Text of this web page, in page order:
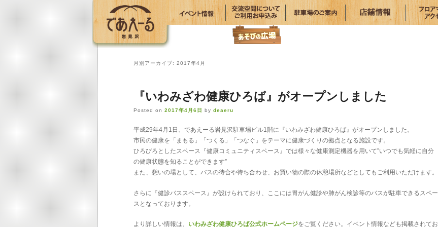
月別アーカイブ: 2017年4月
『いわみざわ健康ひろば』がオープンしました
Posted on 2017年4月6日 by deaeru
平成29年4月1日、であえーる岩見沢駐車場ビル1階に『いわみざわ健康ひろば』がオープンしました。
市民の健康を「まもる」「つくる」「つなぐ」をテーマに健康づくりの拠点となる施設です。
ひろびろとしたスペース『健康コミュニティスペース』では様々な健康測定機器を用いて”いつでも気軽に自分
の健康状態を知ることができます”
また、憩いの場として、バスの待合や待ち合わせ、お買い物の際の休憩場所などとしてもご利用いただけます。
さらに『健診バススペース』が設けられており、ここには胃がん健診や肺がん検診等のバスが駐車できるスペー
スとなっております。
より詳しい情報は、 いわみざわ健康ひろば公式ホームページをご覧ください。イベント情報なども掲載されてお